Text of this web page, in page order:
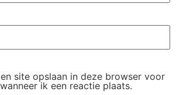
site opslaan in deze browser voor
ik een reactie plaats.